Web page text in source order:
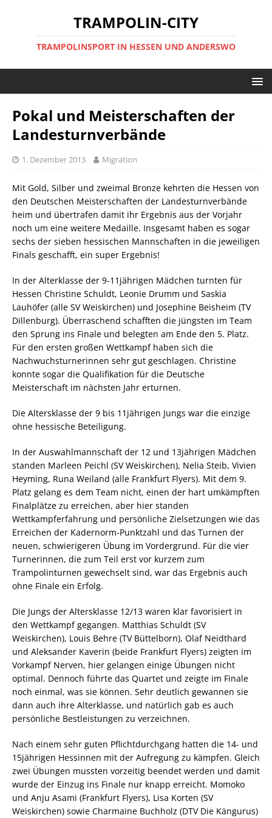
TRAMPOLIN-CITY
TRAMPOLINSPORT IN HESSEN UND ANDERSWO
Pokal und Meisterschaften der
Landesturnverbände
1. Dezember 2013 Migration
Mit Gold, Silber und zweimal Bronze kehrten die Hessen von
den Deutschen Meisterschaften der Landesturnverbände
heim und übertrafen damit ihr Ergebnis aus der Vorjahr
noch um eine weitere Medaille. Insgesamt haben es sogar
sechs der sieben hessischen Mannschaften in die jeweiligen
Finals geschafft, ein super Ergebnis!
In der Alterklasse der 9-11jährigen Mädchen turnten für
Hessen Christine Schuldt, Leonie Drumm und Saskia
Lauhöfer (alle SV Weiskirchen) und Josephine Beisheim (TV
Dillenburg). Überraschend schafften die jüngsten im Team
den Sprung ins Finale und belegten am Ende den 5. Platz.
Für den ersten großen Wettkampf haben sich die
Nachwuchsturnerinnen sehr gut geschlagen. Christine
konnte sogar die Qualifikation für die Deutsche
Meisterschaft im nächsten Jahr erturnen.
Die Altersklasse der 9 bis 11jährigen Jungs war die einzige
ohne hessische Beteiligung.
In der Auswahlmannschaft der 12 und 13jährigen Mädchen
standen Marleen Peichl (SV Weiskirchen), Nelia Steib, Vivien
Heyming, Runa Weiland (alle Frankfurt Flyers). Mit dem 9.
Platz gelang es dem Team nicht, einen der hart umkämpften
Finalplätze zu erreichen, aber hier standen
Wettkampferfahrung und persönliche Zielsetzungen wie das
Erreichen der Kadernorm-Punktzahl und das Turnen der
neuen, schwierigeren Übung im Vordergrund. Für die vier
Turnerinnen, die zum Teil erst vor kurzem zum
Trampolinturnen gewechselt sind, war das Ergebnis auch
ohne Finale ein Erfolg.
Die Jungs der Altersklasse 12/13 waren klar favorisiert in
den Wettkampf gegangen. Matthias Schuldt (SV
Weiskirchen), Louis Behre (TV Büttelborn), Olaf Neidthard
und Aleksander Kaverin (beide Frankfurt Flyers) zeigten im
Vorkampf Nerven, hier gelangen einige Übungen nicht
optimal. Dennoch führte das Quartet und zeigte im Finale
noch einmal, was sie können. Sehr deutlich gewannen sie
dann auch ihre Alterklasse, und natürlich gab es auch
persönliche Bestleistungen zu verzeichnen.
Nach einem sehr guten Pflichtdurchgang hatten die 14- und
15jährigen Hessinnen mit der Aufregung zu kämpfen. Gleich
zwei Übungen mussten vorzeitig beendet werden und damit
wurde der Einzug ins Finale nur knapp erreicht. Momoko
und Anju Asami (Frankfurt Flyers), Lisa Korten (SV
Weiskirchen) sowie Charmaine Buchholz (DTV Die Kängurus)